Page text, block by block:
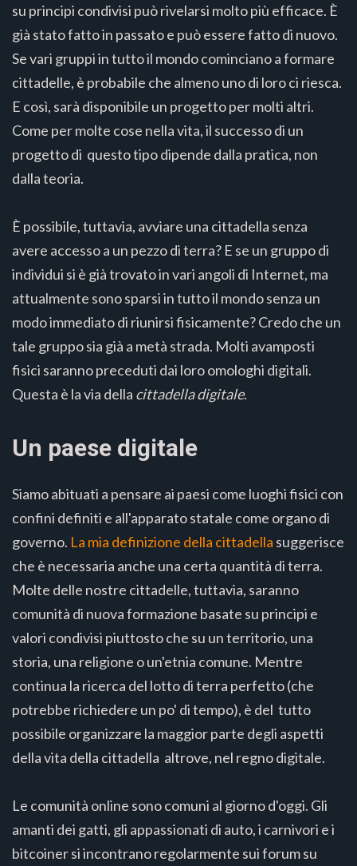
su principi condivisi può rivelarsi molto più efficace. È
già stato fatto in passato e può essere fatto di nuovo.
Se vari gruppi in tutto il mondo cominciano a formare
cittadelle, è probabile che almeno uno di loro ci riesca.
E così, sarà disponibile un progetto per molti altri.
Come per molte cose nella vita, il successo di un
progetto di questo tipo dipende dalla pratica, non
dalla teoria.
È possibile, tuttavia, avviare una cittadella senza
avere accesso a un pezzo di terra? E se un gruppo di
individui si è già trovato in vari angoli di Internet, ma
attualmente sono sparsi in tutto il mondo senza un
modo immediato di riunirsi fisicamente? Credo che un
tale gruppo sia già a metà strada. Molti avamposti
fisici saranno preceduti dai loro omologhi digitali.
Questa è la via della cittadella digitale.
Un paese digitale
Siamo abituati a pensare ai paesi come luoghi fisici con
confini definiti e all'apparato statale come organo di
governo. La mia definizione della cittadella suggerisce
che è necessaria anche una certa quantità di terra.
Molte delle nostre cittadelle, tuttavia, saranno
comunità di nuova formazione basate su principi e
valori condivisi piuttosto che su un territorio, una
storia, una religione o un'etnia comune. Mentre
continua la ricerca del lotto di terra perfetto (che
potrebbe richiedere un po' di tempo), è del tutto
possibile organizzare la maggior parte degli aspetti
della vita della cittadella altrove, nel regno digitale.
Le comunità online sono comuni al giorno d'oggi. Gli
amanti dei gatti, gli appassionati di auto, i carnivori e i
bitcoiner si incontrano regolarmente sui forum su